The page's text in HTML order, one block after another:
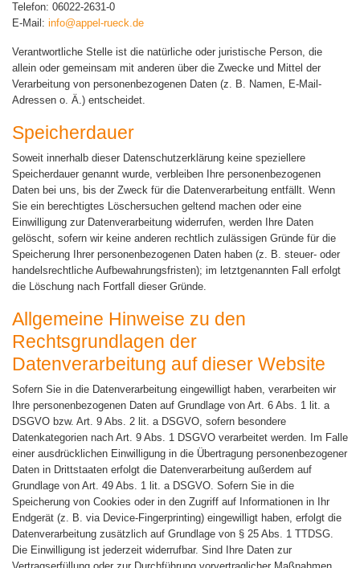
Telefon: 06022-2631-0
E-Mail: info@appel-rueck.de
Verantwortliche Stelle ist die natürliche oder juristische Person, die
allein oder gemeinsam mit anderen über die Zwecke und Mittel der
Verarbeitung von personenbezogenen Daten (z. B. Namen, E-Mail-
Adressen o. Ä.) entscheidet.
Speicherdauer
Soweit innerhalb dieser Datenschutzerklärung keine speziellere
Speicherdauer genannt wurde, verbleiben Ihre personenbezogenen
Daten bei uns, bis der Zweck für die Datenverarbeitung entfällt. Wenn
Sie ein berechtigtes Löschersuchen geltend machen oder eine
Einwilligung zur Datenverarbeitung widerrufen, werden Ihre Daten
gelöscht, sofern wir keine anderen rechtlich zulässigen Gründe für die
Speicherung Ihrer personenbezogenen Daten haben (z. B. steuer- oder
handelsrechtliche Aufbewahrungsfristen); im letztgenannten Fall erfolgt
die Löschung nach Fortfall dieser Gründe.
Allgemeine Hinweise zu den
Rechtsgrundlagen der
Datenverarbeitung auf dieser Website
Sofern Sie in die Datenverarbeitung eingewilligt haben, verarbeiten wir
Ihre personenbezogenen Daten auf Grundlage von Art. 6 Abs. 1 lit. a
DSGVO bzw. Art. 9 Abs. 2 lit. a DSGVO, sofern besondere
Datenkategorien nach Art. 9 Abs. 1 DSGVO verarbeitet werden. Im Falle
einer ausdrücklichen Einwilligung in die Übertragung personenbezogener
Daten in Drittstaaten erfolgt die Datenverarbeitung außerdem auf
Grundlage von Art. 49 Abs. 1 lit. a DSGVO. Sofern Sie in die
Speicherung von Cookies oder in den Zugriff auf Informationen in Ihr
Endgerät (z. B. via Device-Fingerprinting) eingewilligt haben, erfolgt die
Datenverarbeitung zusätzlich auf Grundlage von § 25 Abs. 1 TTDSG.
Die Einwilligung ist jederzeit widerrufbar. Sind Ihre Daten zur